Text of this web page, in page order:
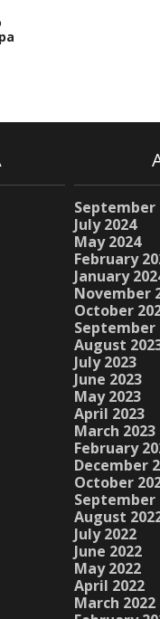
September
July 2024
May 2024
February
January
November
October
September
August
July 2023
June 2023
May 2023
April 2023
March 2023
February
December
October
September
August
July 2022
June 2022
May 2022
April 2022
March 2022